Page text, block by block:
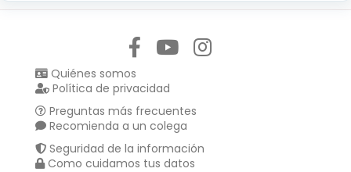
Quiénes somos
Política de privacidad
Preguntas más frecuentes
Recomienda a un colega
Seguridad de la información
Como cuidamos tus datos